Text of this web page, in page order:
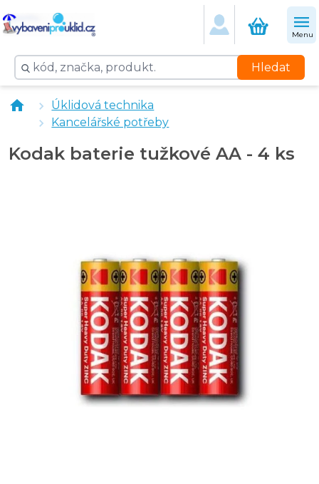
Menu
Hledat
Úklidová technika
Kancelářské potřeby
Kodak baterie tužkové AA - 4 ks